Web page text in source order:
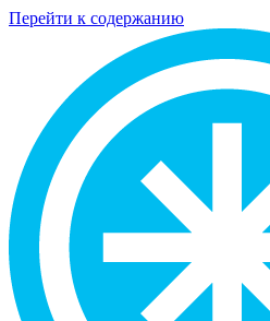
Перейти к содержанию